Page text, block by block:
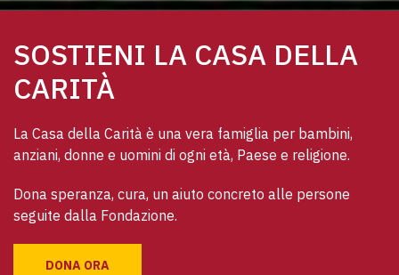
SOSTIENI LA CASA DELLA
CARITÀ
La Casa della Carità è una vera famiglia per bambini,
anziani, donne e uomini di ogni età, Paese e religione.
Dona speranza, cura, un aiuto concreto alle persone
seguite dalla Fondazione.
DONA ORA